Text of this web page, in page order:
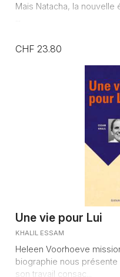
Mais Natacha, la nouvelle
CHF 23.80
Une vie pour Lui
KHALIL ESSAM
Heleen Voorhoeve
biographie nous
son travail consac...